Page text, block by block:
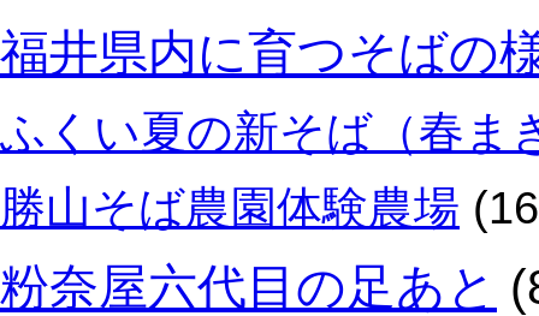
福井県内に育つそばの
ふくい夏の新そば（春ま
勝山そば農園体験農場
粉奈屋六代目の足あと